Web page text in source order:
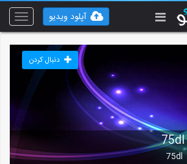
Toggle
آپلود ویدیو
75dl
75dl
دنبال کردن